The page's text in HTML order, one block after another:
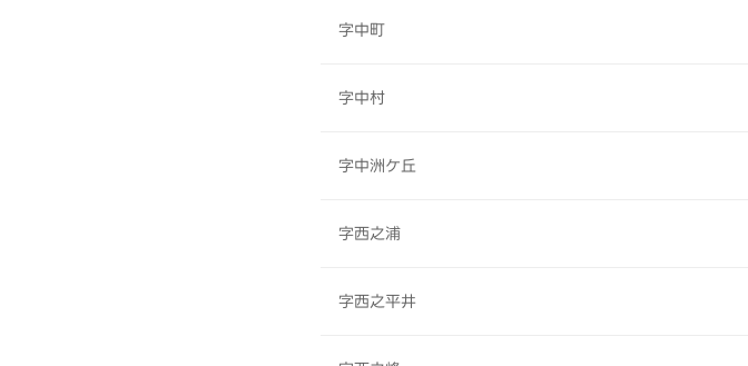
字中町
字中村
字中洲ケ丘
字西之浦
字西之平井